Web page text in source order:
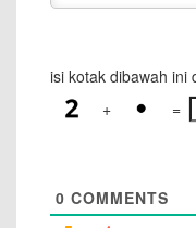
isi kotak dibawah ini
+
=
0 COMMENTS